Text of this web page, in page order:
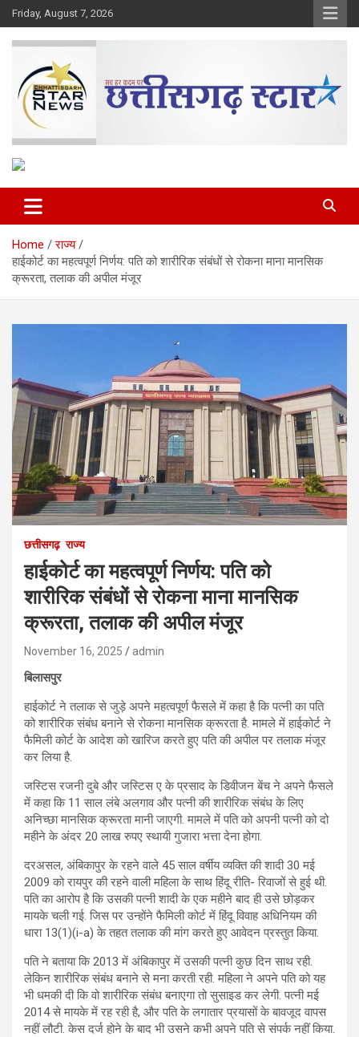
Skip
to
content
Friday, August 7, 2026
Chhattisgarh Star
Home
राज्य
हाईकोर्ट का महत्वपूर्ण निर्णय: पति को शारीरिक संबंधों से रोकना माना मानसिक
क्रूरता, तलाक की अपील मंजूर
छत्तीसगढ़ राज्य
हाईकोर्ट का महत्वपूर्ण निर्णय: पति को
शारीरिक संबंधों से रोकना माना मानसिक
क्रूरता, तलाक की अपील मंजूर
November 16, 2025 admin
बिलासपुर
हाईकोर्ट ने तलाक से जुड़े अपने महत्वपूर्ण फैसले में कहा है कि पत्नी का पति
को शारीरिक संबंध बनाने से रोकना मानसिक क्रूरता है. मामले में हाईकोर्ट ने
फैमिली कोर्ट के आदेश को खारिज करते हुए पति की अपील पर तलाक मंजूर
कर लिया है.
जस्टिस रजनी दुबे और जस्टिस ए के प्रसाद के डिवीजन बेंच ने अपने फैसले
में कहा कि 11 साल लंबे अलगाव और पत्नी की शारीरिक संबंध के लिए
अनिच्छा मानसिक क्रूरता मानी जाएगी. मामले में पति को अपनी पत्नी को दो
महीने के अंदर 20 लाख रुपए स्थायी गुजारा भत्ता देना होगा.
दरअसल, अंबिकापुर के रहने वाले 45 साल वर्षीय व्यक्ति की शादी 30 मई
2009 को रायपुर की रहने वाली महिला के साथ हिंदू रीति- रिवाजों से हुई थी.
पति का आरोप है कि उसकी पत्नी शादी के एक महीने बाद ही उसे छोड़कर
मायके चली गई. जिस पर उन्होंने फैमिली कोर्ट में हिंदू विवाह अधिनियम की
धारा 13(1)(i-a) के तहत तलाक की मांग करते हुए आवेदन प्रस्तुत किया.
पति ने बताया कि 2013 में अंबिकापुर में उसकी पत्नी कुछ दिन साथ रही.
लेकिन शारीरिक संबंध बनाने से मना करती रही. महिला ने अपने पति को यह
भी धमकी दी कि वो शारीरिक संबंध बनाएगा तो सुसाइड कर लेगी. पत्नी मई
2014 से मायके में रह रही है, और पति के लगातार प्रयासों के बावजूद वापस
नहीं लौटी. केस दर्ज होने के बाद भी उसने कभी अपने पति से संपर्क नहीं किया.